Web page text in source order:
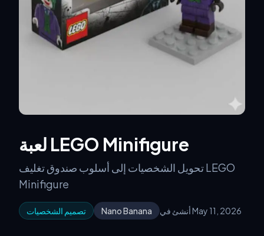
لعبة LEGO Minifigure
تحويل الشخصيات إلى أسلوب صندوق تغليف LEGO
Minifigure
تصميم الشخصيات Nano Banana أنشئ في May 11, 2026